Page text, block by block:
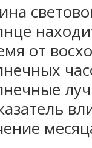
от